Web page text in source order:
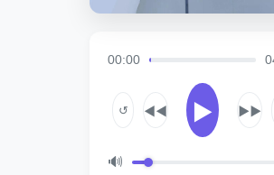
00:00
↺ ◀◀ ▶ ▶▶
🔊